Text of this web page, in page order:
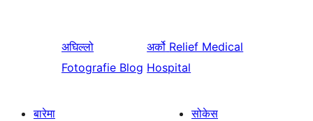
अघिल्लो
Fotografie Blog
अर्को Relief Medical
Hospital
बारेमा
सोकेस